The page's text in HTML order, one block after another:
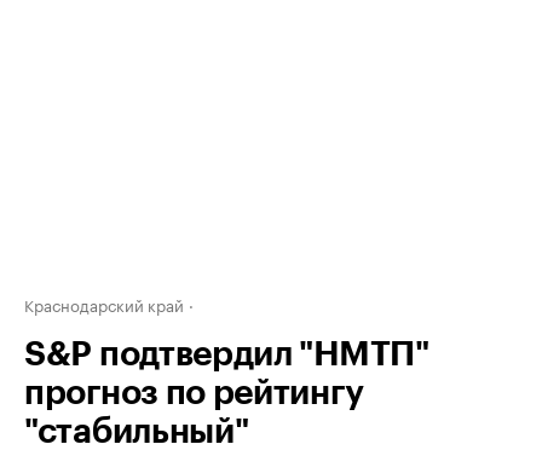
Краснодарский край
S&P подтвердил "НМТП"
прогноз по рейтингу
"стабильный"